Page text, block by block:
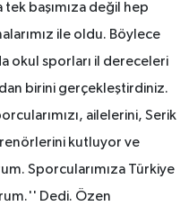
başımıza değil hep
ile oldu. Böylece
okul sporları il dereceleri
birini gerçekleştirdiniz.
ailelerini, Serik
kutluyor ve
Sporcularımıza Türkiye
Dedi. Özen